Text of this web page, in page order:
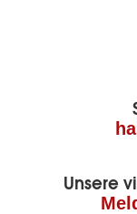
Unsere